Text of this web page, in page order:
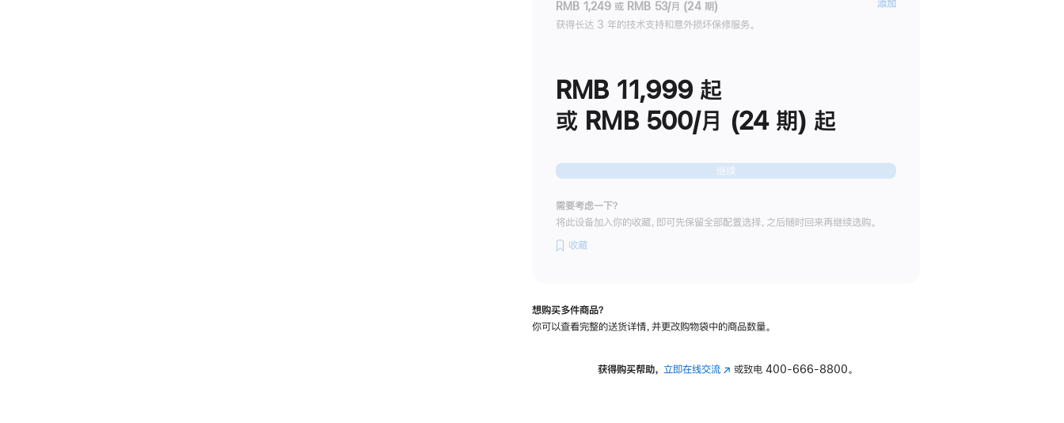
RMB 1,249 或 RMB 53/月 (24 期)
获得长达 3 年的技术支持和意外损坏保修服务。
添加
RMB 11,999 起
或 RMB 500/月 (24 期) 起
继续
需要考虑一下？
将此设备加入你的收藏，即可先保留全部配置选择，之后随时回来再继续选购。
收藏
想购买多件商品？
你可以查看完整的送货详情，并更改购物袋中的商品数量。
获得购买帮助， 立即在线交流(在 或致电400-666-8800。